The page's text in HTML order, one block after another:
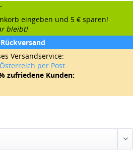
eingeben und 5 € sparen!
bleibt!
Versandservice:
per Post
zufriedene Kunden: